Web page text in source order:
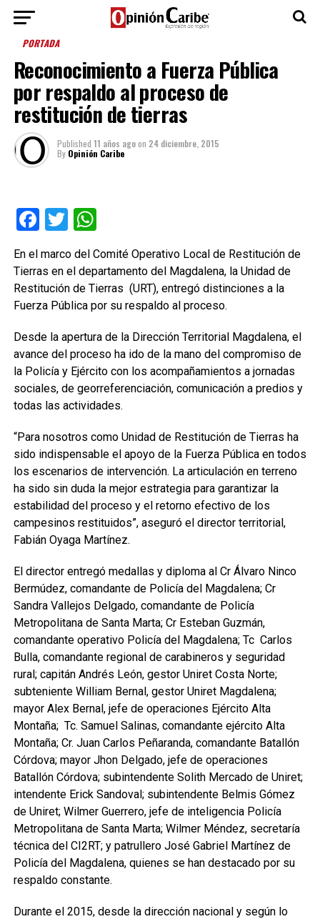
PORTADA
Reconocimiento a Fuerza Pública
por respaldo al proceso de
restitución de tierras
Published 11 años agoon 24 diciembre, 2015
By Opinión Caribe
Facebook
TwitterWhatsApp
En el marco del Comité Operativo Local de Restitución de
Tierras en el departamento del Magdalena, la Unidad de
Restitución de Tierras (URT), entregó distinciones a la
Fuerza Pública por su respaldo al proceso.
Desde la apertura de la Dirección Territorial Magdalena, el
avance del proceso ha ido de la mano del compromiso de
la Policía y Ejército con los acompañamientos a jornadas
sociales, de georreferenciación, comunicación a predios y
todas las actividades.
“Para nosotros como Unidad de Restitución de Tierras ha
sido indispensable el apoyo de la Fuerza Pública en todos
los escenarios de intervención. La articulación en terreno
ha sido sin duda la mejor estrategia para garantizar la
estabilidad del proceso y el retorno efectivo de los
campesinos restituidos”, aseguró el director territorial,
Fabián Oyaga Martínez.
El director entregó medallas y diploma al Cr Álvaro Ninco
Bermúdez, comandante de Policía del Magdalena; Cr
Sandra Vallejos Delgado, comandante de Policía
Metropolitana de Santa Marta; Cr Esteban Guzmán,
comandante operativo Policía del Magdalena; Tc Carlos
Bulla, comandante regional de carabineros y seguridad
rural; capitán Andrés León, gestor Uniret Costa Norte;
subteniente William Bernal, gestor Uniret Magdalena;
mayor Alex Bernal, jefe de operaciones Ejército Alta
Montaña; Tc. Samuel Salinas, comandante ejército Alta
Montaña; Cr. Juan Carlos Peñaranda, comandante Batallón
Córdova; mayor Jhon Delgado, jefe de operaciones
Batallón Córdova; subintendente Solith Mercado de Uniret;
intendente Erick Sandoval; subintendente Belmis Gómez
de Uniret; Wilmer Guerrero, jefe de inteligencia Policía
Metropolitana de Santa Marta; Wilmer Méndez, secretaría
técnica del CI2RT; y patrullero José Gabriel Martínez de
Policía del Magdalena, quienes se han destacado por su
respaldo constante.
Durante el 2015, desde la dirección nacional y según lo